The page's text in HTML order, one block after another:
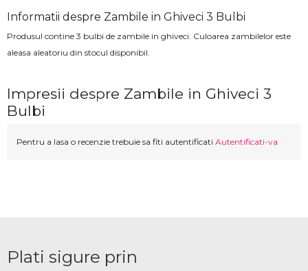
Informatii despre Zambile in Ghiveci 3 Bulbi
Produsul contine 3 bulbi de zambile in ghiveci. Culoarea zambilelor este
aleasa aleatoriu din stocul disponibil.
Impresii despre Zambile in Ghiveci 3
Bulbi
Pentru a lasa o recenzie trebuie sa fiti autentificati Autentificati-va
Plati sigure prin